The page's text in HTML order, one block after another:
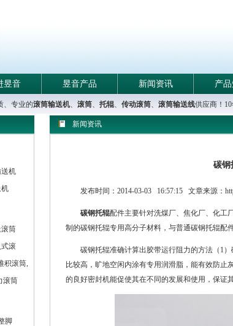
昱音 昱音产品 新闻资讯 产
专业的滚筒输送机、 滚筒、 托辊、 传动滚筒、 滚筒输送线供应商！
机
筒
滚
积滚筒,
滚筒
脚
新闻资讯
碳钢
发布时间：2014-03-03 16:57:15 文章来源：
碳钢托辊配件主要针对洗煤厂、焦化厂、化工
制的碳钢托辊专用高分子材料，与普通碳钢托辊配
碳钢托辊准确计算出胶带运行阻力的方法（1
比较高，旷地空闲内涂有专用润滑脂，能有效防
的良好密封机能促使其在不同的发展和使用，保证